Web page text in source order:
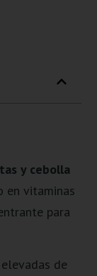
y cebolla
en vitaminas
para
de